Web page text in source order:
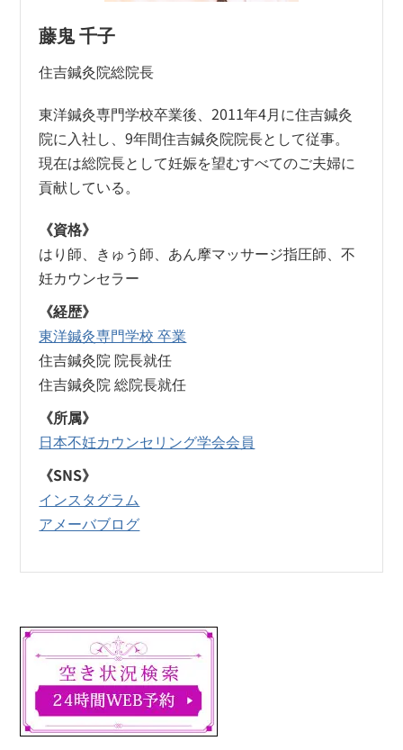
藤鬼 千子
住吉鍼灸院総院長
東洋鍼灸専門学校卒業後、2011年4月に住吉鍼灸
院に入社し、9年間住吉鍼灸院院長として従事。
現在は総院長として妊娠を望むすべてのご夫婦に
貢献している。
《資格》
はり師、きゅう師、あん摩マッサージ指圧師、不
妊カウンセラー
《経歴》
東洋鍼灸専門学校 卒業
住吉鍼灸院 院長就任
住吉鍼灸院 総院長就任
《所属》
日本不妊カウンセリング学会会員
《SNS》
インスタグラム
アメーバブログ